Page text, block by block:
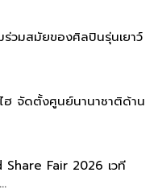
วมสมัยของศิลปินรุ่นเยาว์
จัดตั้งศูนย์นานาชาติด้าน
Share Fair 2026 เวที